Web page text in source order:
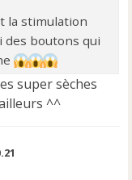
la stimulation
des boutons qui
super sèches
^^